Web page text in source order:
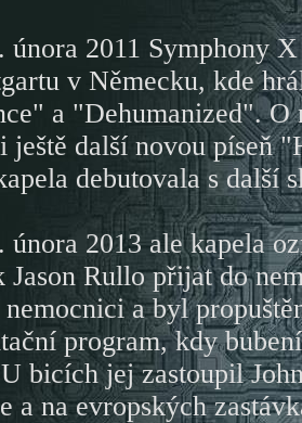
února 2011 Symphony
v Německu, kde
a "Dehumanized".
ještě další novou píseň
debutovala s další
února 2013 ale kapela
Jason Rullo přijat do
a byl
program, kdy
bicích jej zastoupil
a na evropských